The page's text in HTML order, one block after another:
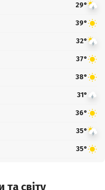
29°
39°
32°
37°
38°
31°
36°
35°
35°
та світу